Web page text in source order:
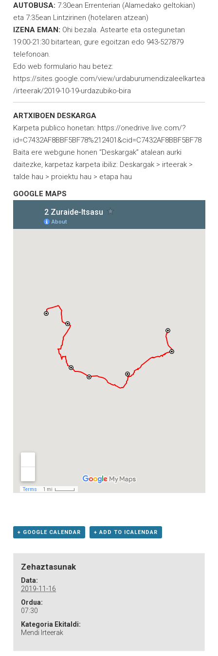
AUTOBUSA: 7:30ean Errenterian (Alamedako geltokian)
eta 7:35ean Lintzirinen (hotelaren atzean)
IZENA EMAN: Ohi bezala. Astearte eta ostegunetan
19:00-21:30 bitartean, gure egoitzan edo 943-527879
telefonoan.
Edo web formulario hau betez:
https://sites.google.com/view/urdaburumendizaleelkartea
/irteerak/2019-10-19-urdazubiko-bira
ARTXIBOEN DESKARGA
Karpeta publico honetan: https://onedrive.live.com/?
id=C7432AF8BBF5BF78%212401&cid=C7432AF8BBF5BF78
Baita ere webgune honen “Deskargak” atalean aurki
daitezke, karpetaz karpeta ibiliz: Deskargak > irteerak >
talde hau > proiektu hau > etapa hau
GOOGLE MAPS
+ GOOGLE CALENDAR + ADD TO ICALENDAR
Zehaztasunak
Data:
2019-11-16
Ordua:
07:30
Kategoria Ekitaldi:
Mendi Irteerak